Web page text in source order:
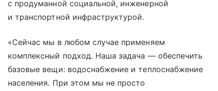
с продуманной социальной, инженерной
и транспортной инфраструктурой.
«Сейчас мы в любом случае применяем
комплексный подход. Наша задача — обеспечить
базовые вещи: водоснабжение и теплоснабжение
населения. При этом мы не просто